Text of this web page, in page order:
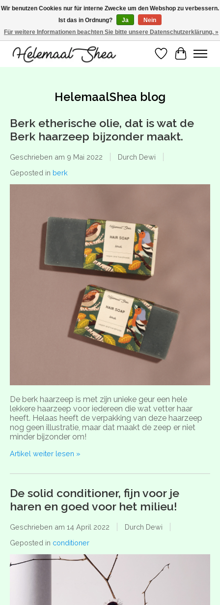
SUMMER BREAK! Wij zijn gesloten van 27 juli t/m 16 augustus. Bestellen is nog
wel mogelijk. Alle bestellingen worden vanaf 17 augustus in behandeling
genomen.
Wunschzettel
Ihr
HelemaalShea blog
Berk etherische olie, dat is wat de
Berk haarzeep bijzonder maakt.
Geschrieben am 9 Mai 2022
Durch Dewi
Geposted in berk
De berk haarzeep is met zijn unieke geur een hele
lekkere haarzeep voor iedereen die wat vetter haar
heeft. Helaas heeft de verpakking van deze haarzeep
nog geen illustratie, maar dat maakt de zeep er niet
minder bijzonder om!
Artikel weiter lesen »
De solid conditioner, fijn voor je
haren en goed voor het milieu!
Geschrieben am 14 April 2022
Durch Dewi
Geposted in conditioner
Wir benutzen Cookies nur für interne Zwecke um den Webshop zu verbessern.
Ist das in Ordnung?
Ja
Nein
Für weitere Informationen beachten Sie bitte unsere Datenschutzerklärung. »